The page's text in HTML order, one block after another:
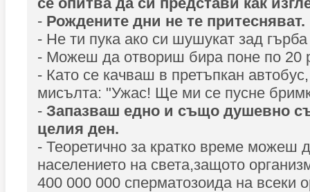
- Рождените дни не те притесняват.
- Не ти пука ако си шушукат зад гърба
- Можеш да отвориш бира поне по 20
- Като се качваш в претъпкан
мисълта: "Ужас! Ще ми се пусне
- Запазваш едно и също душевно
целия ден.
- Теоретично за кратко време можеш
населението на света,защото
400 000 000 сперматозоида на всеки